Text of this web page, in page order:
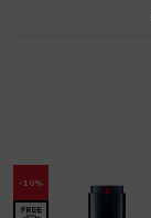
-10%